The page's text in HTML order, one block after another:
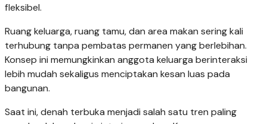
fleksibel.
Ruang keluarga, ruang tamu, dan area makan sering kali
terhubung tanpa pembatas permanen yang berlebihan.
Konsep ini memungkinkan anggota keluarga berinteraksi
lebih mudah sekaligus menciptakan kesan luas pada
bangunan.
Saat ini, denah terbuka menjadi salah satu tren paling